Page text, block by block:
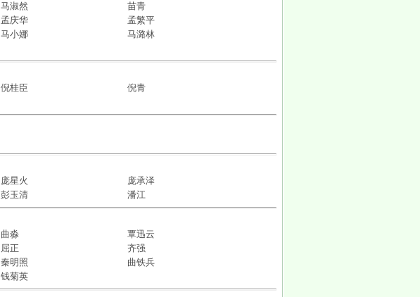
马淑然
苗青
孟庆华
孟繁平
马小娜
马潞林
倪桂臣
倪青
庞星火
庞承泽
彭玉清 潘江
曲淼
覃迅云
屈正
齐强
秦明照
曲铁兵
钱菊英